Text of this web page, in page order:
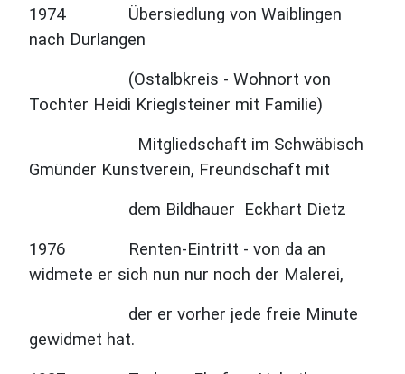
1974 Übersiedlung von Waiblingen
nach Durlangen
(Ostalbkreis - Wohnort von
Tochter Heidi Krieglsteiner mit Familie)
Mitgliedschaft im Schwäbisch
Gmünder Kunstverein, Freundschaft mit
dem Bildhauer Eckhart Dietz
1976 Renten-Eintritt - von da an
widmete er sich nun nur noch der Malerei,
der er vorher jede freie Minute
gewidmet hat.